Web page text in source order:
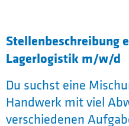
Stellenbeschreibung
Lagerlogistik m/w/d
Du suchst eine
Handwerk mit viel
verschiedenen